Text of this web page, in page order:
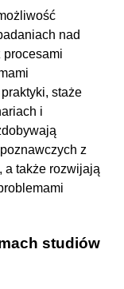
nad
procesami
staże
i
z
a także rozwijają
studiów